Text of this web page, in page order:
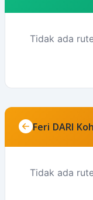
Tidak ada
Feri DARI
Tidak ada